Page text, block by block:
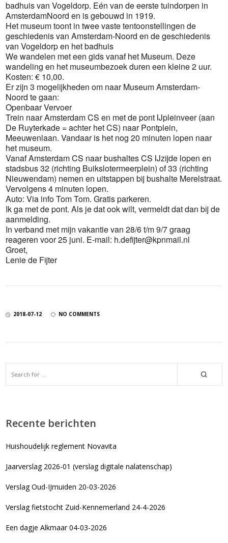
badhuis van Vogeldorp. Eén van de eerste tuindorpen in
AmsterdamNoord en is gebouwd in 1919.
Het museum toont in twee vaste tentoonstellingen de
geschiedenis van Amsterdam-Noord en de geschiedenis
van Vogeldorp en het badhuis
We wandelen met een gids vanaf het Museum. Deze
wandeling en het museumbezoek duren een kleine 2 uur.
Kosten: € 10,00.
Er zijn 3 mogelijkheden om naar Museum Amsterdam-
Noord te gaan:
Openbaar Vervoer
Trein naar Amsterdam CS en met de pont IJpleinveer (aan
De Ruyterkade = achter het CS) naar Pontplein,
Meeuwenlaan. Vandaar is het nog 20 minuten lopen naar
het museum.
Vanaf Amsterdam CS naar bushaltes CS IJzijde lopen en
stadsbus 32 (richting Buikslotermeerplein) of 33 (richting
Nieuwendam) nemen en uitstappen bij bushalte Merelstraat.
Vervolgens 4 minuten lopen.
Auto: Via info Tom Tom. Gratis parkeren.
Ik ga met de pont. Als je dat ook wilt, vermeldt dat dan bij de
aanmelding.
In verband met mijn vakantie van 28/6 t/m 9/7 graag
reageren voor 25 juni. E-mail: h.defijter@kpnmail.nl
Groet,
Lenie de Fijter
2018-07-12 NO COMMENTS
Recente berichten
Huishoudelijk reglement Novavita
Jaarverslag 2026-01 (verslag digitale nalatenschap)
Verslag Oud-IJmuiden 20-03-2026
Verslag fietstocht Zuid-Kennemerland 24-4-2026
Een dagje Alkmaar 04-03-2026